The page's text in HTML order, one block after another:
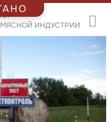
ИНДУСТРИИ